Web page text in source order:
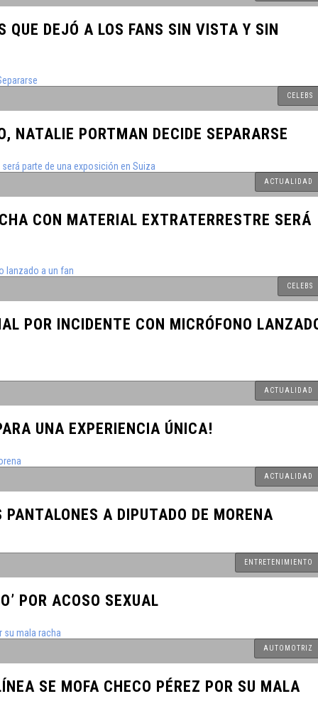
de Pago
y
de los
Reto
en un
UDLAP
único
en el
en su
Nuevo
A SUS
QUE DEJÓ A LOS FANS SIN VISTA Y SIN
CELEBS
NATALIE PORTMAN DECIDE SEPARARSE
ACTUALIDAD
CON MATERIAL EXTRATERRESTRE SERÁ
CELEBS
POR INCIDENTE CON MICRÓFONO
ACTUALIDAD
UNA EXPERIENCIA ÚNICA!
ACTUALIDAD
A DIPUTADO DE MORENA
ENTRETENIMIENTO
POR ACOSO SEXUAL
AUTOMOTRIZ
SE MOFA CHECO PÉREZ POR SU MALA